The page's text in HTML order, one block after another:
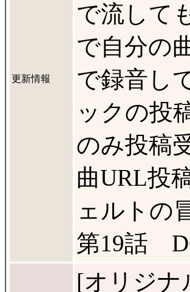
更新情報
で流して
で自分の
で録音し
ックの投
のみ投稿
曲URL投
ェルトの
第19話
[オリジ